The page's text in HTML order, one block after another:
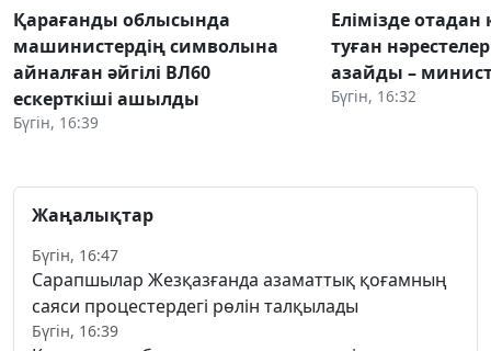
Қарағанды облысында
машинистердің символына
айналған әйгілі ВЛ60
ескерткіші ашылды
Бүгін, 16:39
Елімізде отадан
туған
азайды –
Бүгін, 16:32
Жаңалықтар
Бүгін, 16:47
Сарапшылар Жезқазғанда азаматтық қоғамның
саяси процестердегі рөлін талқылады
Бүгін, 16:39